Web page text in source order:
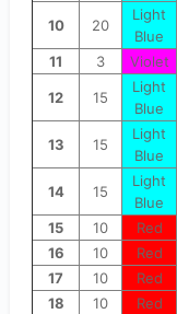
10 20
Light
Blue
11 3 Violet
12 15
Light
Blue
13 15
Light
Blue
14 15
Light
Blue
15 10 Red
16
10 Red
17
10 Red
18
10 Red